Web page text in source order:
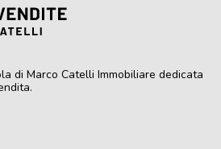
di Marco Catelli Immobiliare dedicata